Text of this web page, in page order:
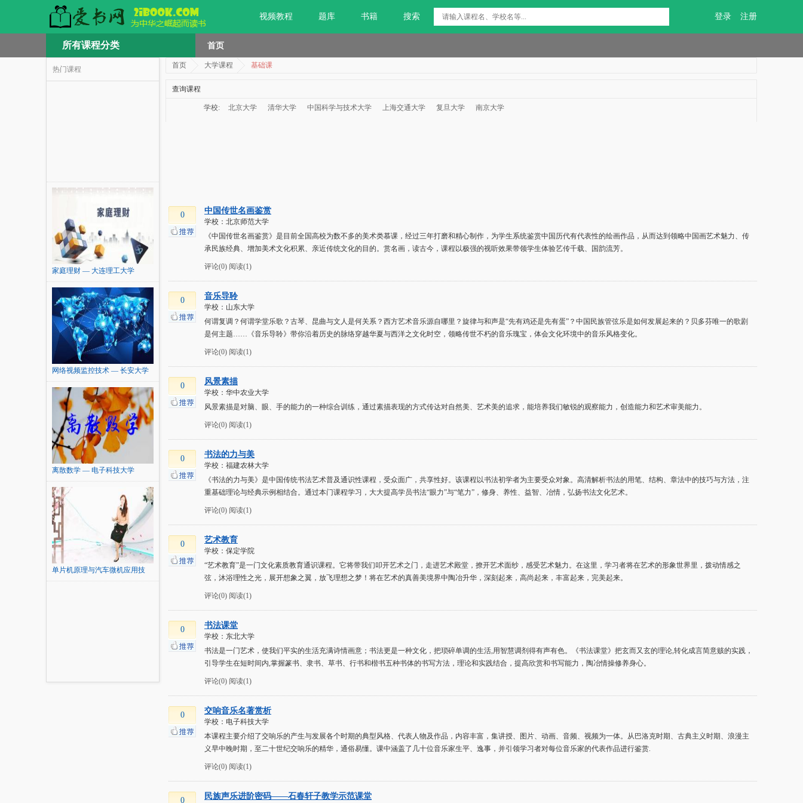
视频教程 题库 书籍 搜索 登录 注册
所有课程分类 首页
热门课程
家庭理财 — 大连理工大学
网络视频监控技术 — 长安大学
离散数学 — 电子科技大学
单片机原理与汽车微机应用技
术...
首页 大学课程 基础课
查询课程
学校: 北京大学 清华大学 中国科学与技术大学 上海交通大学 复旦大学 南京大学
0 中国传世名画鉴赏
学校：北京师范大学
《中国传世名画鉴赏》是目前全国高校为数不多的美术类慕课，经过三年打磨和精心制作，为学生系统鉴赏中国历代有代表性的绘画作品，从而达到领略中国画艺术魅力、传
承民族经典、增加美术文化积累、亲近传统文化的目的。赏名画，读古今，课程以极强的视听效果带领学生体验艺传千载、国韵流芳。
评论(0) 阅读(1)
0 音乐导聆
学校：山东大学
何谓复调？何谓学堂乐歌？古琴、昆曲与文人是何关系？西方艺术音乐源自哪里？旋律与和声是“先有鸡还是先有蛋”？中国民族管弦乐是如何发展起来的？贝多芬唯一的歌剧
是何主题……《音乐导聆》带你沿着历史的脉络穿越华夏与西洋之文化时空，领略传世不朽的音乐瑰宝，体会文化环境中的音乐风格变化。
评论(0) 阅读(1)
0 风景素描
学校：华中农业大学
风景素描是对脑、眼、手的能力的一种综合训练，通过素描表现的方式传达对自然美、艺术美的追求，能培养我们敏锐的观察能力，创造能力和艺术审美能力。
评论(0) 阅读(1)
0 书法的力与美
学校：福建农林大学
《书法的力与美》是中国传统书法艺术普及通识性课程，受众面广，共享性好。该课程以书法初学者为主要受众对象。高清解析书法的用笔、结构、章法中的技巧与方法，注
重基础理论与经典示例相结合。通过本门课程学习，大大提高学员书法“眼力”与“笔力”，修身、养性、益智、冶情，弘扬书法文化艺术。
评论(0) 阅读(1)
0 艺术教育
学校：保定学院
“艺术教育”是一门文化素质教育通识课程。它将带我们叩开艺术之门，走进艺术殿堂，撩开艺术面纱，感受艺术魅力。在这里，学习者将在艺术的形象世界里，拨动情感之
弦，沐浴理性之光，展开想象之翼，放飞理想之梦！将在艺术的真善美境界中陶冶升华，深刻起来，高尚起来，丰富起来，完美起来。
评论(0) 阅读(1)
0 书法课堂
学校：东北大学
书法是一门艺术，使我们平实的生活充满诗情画意；书法更是一种文化，把琐碎单调的生活,用智慧调剂得有声有色。《书法课堂》把玄而又玄的理论,转化成言简意赅的实践，
引导学生在短时间内,掌握篆书、隶书、草书、行书和楷书五种书体的书写方法，理论和实践结合，提高欣赏和书写能力，陶冶情操修养身心。
评论(0) 阅读(1)
0 交响音乐名著赏析
学校：电子科技大学
本课程主要介绍了交响乐的产生与发展各个时期的典型风格、代表人物及作品，内容丰富，集讲授、图片、动画、音频、视频为一体。从巴洛克时期、古典主义时期、浪漫主
义早中晚时期，至二十世纪交响乐的精华，通俗易懂。课中涵盖了几十位音乐家生平、逸事，并引领学习者对每位音乐家的代表作品进行鉴赏.
评论(0) 阅读(1)
0 民族声乐进阶密码——石春轩子教学示范课堂